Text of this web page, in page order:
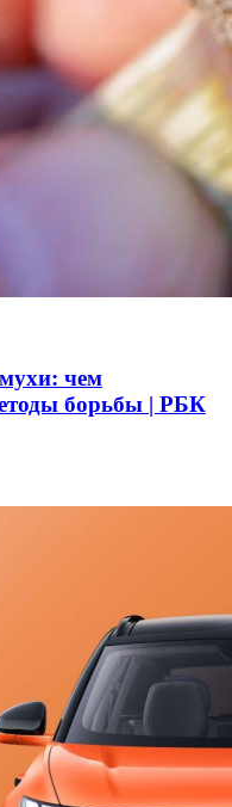
чем
борьбы | РБК